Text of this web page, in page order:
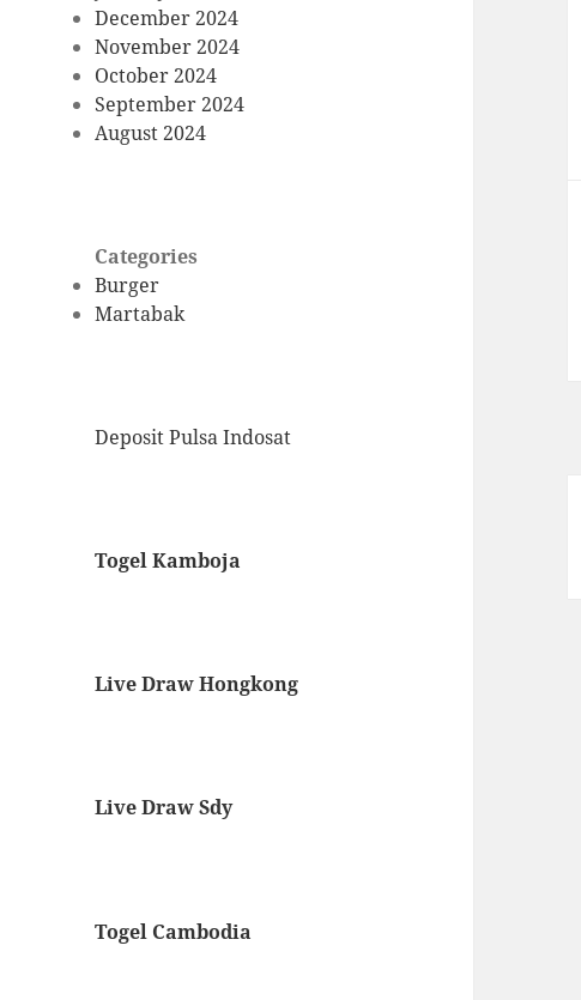
December 2024
November 2024
October 2024
September 2024
August 2024
Categories
Burger
Martabak
Deposit Pulsa Indosat
Togel Kamboja
Live Draw Hongkong
Live Draw Sdy
Togel Cambodia